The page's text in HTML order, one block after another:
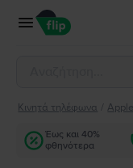
Κινητά τηλέφωνα Apple
Έως και 40%
φθηνότερα